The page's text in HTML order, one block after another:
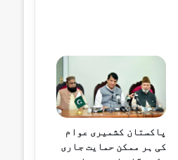
پاکستان کشمیری عوام
کی ہر ممکن حمایت جاری